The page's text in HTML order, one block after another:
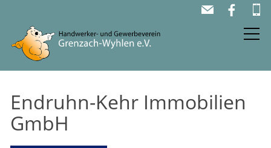
FIRMEN
DER VEREIN
Endruhn-Kehr Immobilien
GmbH